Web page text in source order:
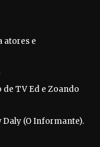
atores e
de TV Ed e Zoando
Daly (O Informante).